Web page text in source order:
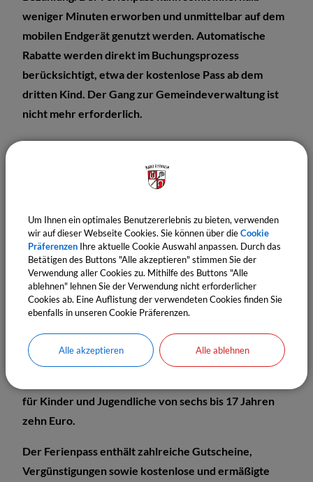
weniger Minuten erworben und unmittelbar auf dem
mobilen Endgerät genutzt werden. Automatische
Rabatte werden direkt im Buchungsprozess
berücksichtigt, etwa der kostenlose Pass ab dem
dritten Kind. Der Gang zur Gemeindeverwaltung ist
nicht mehr erforderlich.
Dank neuer Filterfunktionen auf der Plattform lassen
sich Angebote gezielt nach Datum, Alter, Kategorie
und Ort suchen. So finden Familien schnell und
Kauf steht der Pass in der App „Ferienpass –
Würzburg“ zur Verfügung. Zusätzlich wird der
Ferienpass, wie es sich viele Nutzerinnen und Nutzer
gewünscht haben, wieder auf Papier mit einem
Begleitheft zu den Ferienangeboten bereitgestellt.
Spannende Aktionen in den Sommerferien
Der Ferienpass gilt vom 31. Juli bis 14. September
für Kinder und Jugendliche von sechs bis 17 Jahren
zehn Euro.
Der Ferienpass enthält zahlreiche Gutscheine,
Vergünstigungen sowie kostenlose und ermäßigte
Um Ihnen ein optimales Benutzererlebnis zu bieten, verwenden
wir auf dieser Webseite Cookies. Sie können über dieCookie
Präferenzen Ihre aktuelle Cookie Auswahl anpassen. Durch das
Betätigen des Buttons "Alle akzeptieren" stimmen Sie der
Verwendung aller Cookies zu. Mithilfe des Buttons "Alle
ablehnen" lehnen Sie der Verwendung nicht erforderlicher
Cookies ab. Eine Auflistung der verwendeten Cookies finden Sie
ebenfalls in unseren Cookie Präferenzen.
Alle akzeptieren Alle ablehnen